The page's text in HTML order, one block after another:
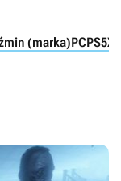
(marka)PCPS5